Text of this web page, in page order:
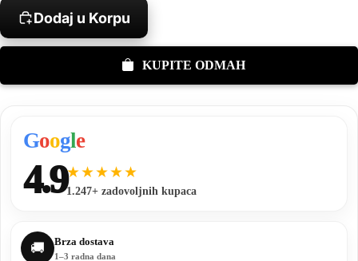
Dodaj u Korpu
KUPITE ODMAH
Google
4.9★★★★★
1.247+ zadovoljnih kupaca
🚚 Brza dostava
1–3 radna dana